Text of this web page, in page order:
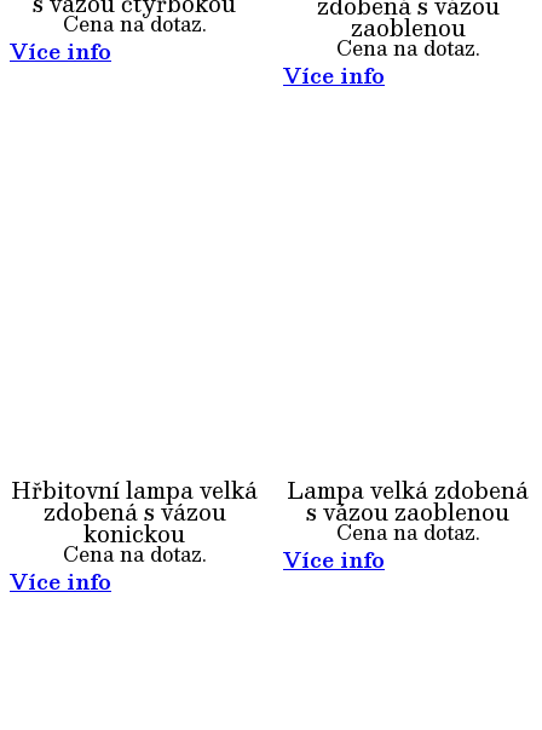
Cena na dotaz.
Více info
zaoblenou
Cena na dotaz.
Více info
Hřbitovní lampa velká
zdobená s vázou
konickou
Cena na dotaz.
Více info
Lampa velká zdobená
s vázou zaoblenou
Cena na dotaz.
Více info